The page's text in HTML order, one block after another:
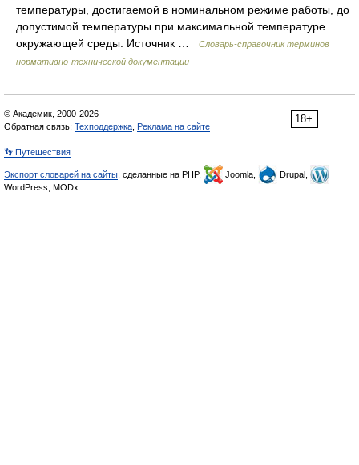
температуры, достигаемой в номинальном режиме работы, до
допустимой температуры при максимальной температуре
окружающей среды. Источник …
Словарь-справочник терминов
нормативно-технической документации
18+
© Академик, 2000-2026
Обратная связь: Техподдержка Реклама на сайте
👣 Путешествия
Экспорт словарей на сайты , сделанные на PHP, Joomla,
Drupal,
WordPress, MODx.